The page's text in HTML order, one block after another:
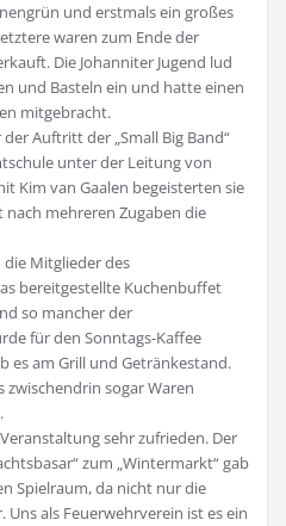
und erstmals ein großes
waren zum Ende der
Die Johanniter Jugend lud
und Basteln ein und hatte einen
mitgebracht.
Auftritt der „Small Big Band“
unter der Leitung von
Kim van Gaalen begeisterten sie
mehreren Zugaben die
die Mitglieder des
bereitgestellte Kuchenbuffet
so mancher der
für den Sonntags-Kaffee
es am Grill und Getränkestand.
zwischendrin sogar Waren
sehr zufrieden. Der
zum „Wintermarkt“ gab
Spielraum, da nicht nur die
als Feuerwehrverein ist es ein